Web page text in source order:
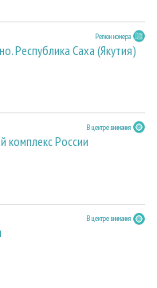
Регион номера
Республика Саха (Якутия)
В центре внимания
комплекс России
В центре внимания